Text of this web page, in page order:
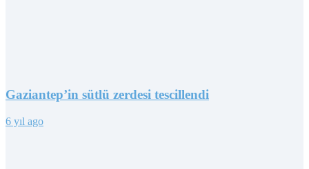
Gaziantep’in sütlü zerdesi tescillendi
6 yıl ago